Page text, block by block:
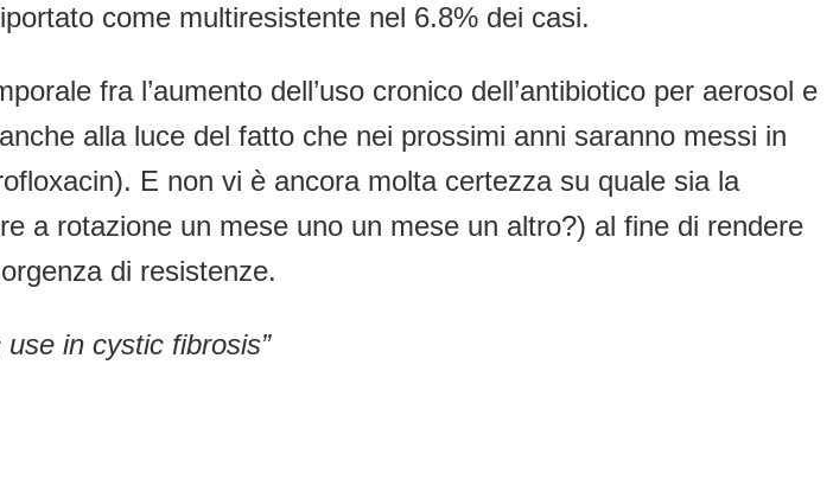
come multiresistente nel 6.8% dei casi.
fra l’aumento dell’uso cronico dell’antibiotico per aerosol e
alla luce del fatto che nei prossimi anni saranno messi in
E non vi è ancora molta certezza su quale sia la
a rotazione un mese uno un mese un altro?) al fine di rendere
di resistenze.
in cystic fibrosis”